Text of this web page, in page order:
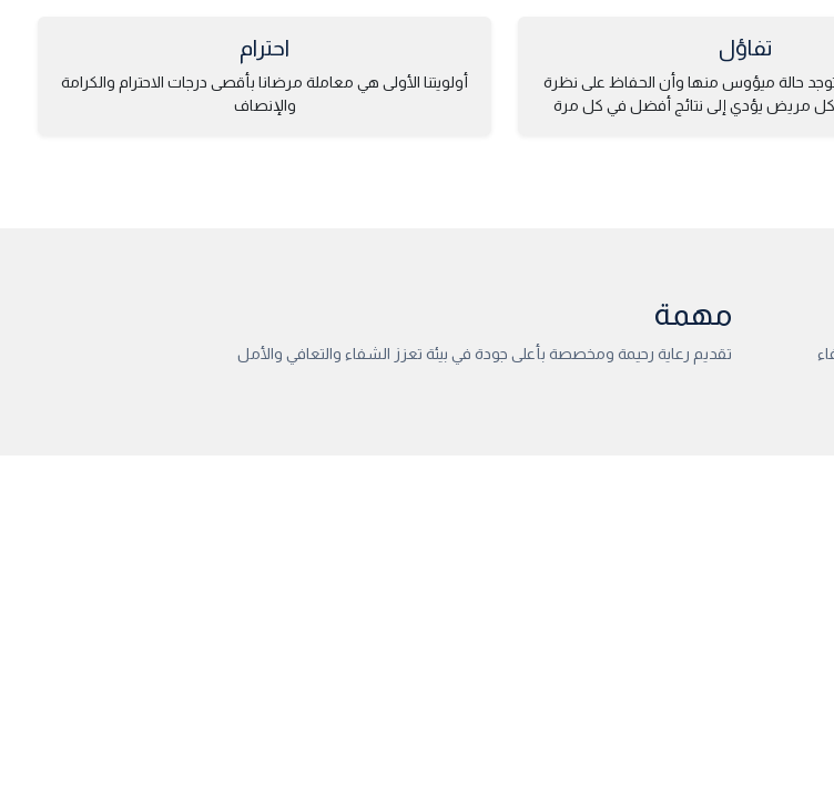
تفاؤل
حالة ميؤوس منها وأن الحفاظ على نظرة
كل مريض يؤدي إلى نتائج أفضل في كل مرة
احترام
أولويتنا الأولى هي معاملة مرضانا بأقصى درجات الاحترام والكرامة
والإنصاف
مهمة
تقديم رعاية رحيمة ومخصصة بأعلى جودة في بيئة تعزز الشفاء والتعافي والأمل